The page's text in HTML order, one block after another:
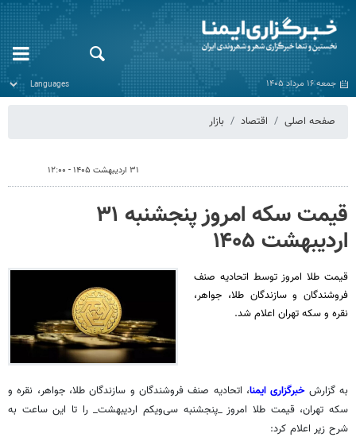
جمعه ۱۶ مرداد ۱۴۰۵
صفحه اصلی اقتصاد بازار
۳۱ اردیبهشت ۱۴۰۵ - ۱۲:۰۰
قیمت سکه امروز پنجشنبه ۳۱
اردیبهشت ۱۴۰۵
قیمت طلا امروز توسط اتحادیه صنف
فروشندگان و سازندگان طلا، جواهر،
نقره و سکه تهران اعلام شد.
به گزارش خبرگزاری ایمنا، اتحادیه صنف فروشندگان و سازندگان طلا، جواهر، نقره و
سکه تهران، قیمت طلا امروز _پنجشنبه سی‌ویکم اردیبهشت_ را تا این ساعت به
شرح زیر اعلام کرد: